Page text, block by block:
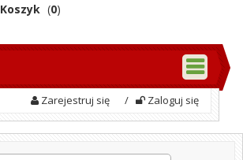
Koszyk (0)
Zarejestruj się / Zaloguj się